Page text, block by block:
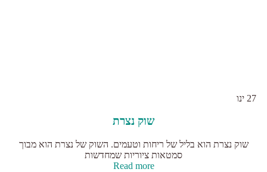
27 ינו
שוק נצרת
שוק נצרת הוא בליל של ריחות וטעמים. השוק של נצרת הוא מבוך
סמטאות ציוריות שמחדשות
Read more